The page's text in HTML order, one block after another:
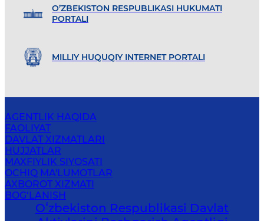
O’ZBEKISTON RESPUBLIKASI HUKUMATI
PORTALI
MILLIY HUQUQIY INTERNET PORTALI
AGENTLIK HAQIDA
FAOLIYAT
DAVLAT XIZMATLARI
HUJJATLAR
MAXFIYLIK SIYOSATI
OCHIQ MA'LUMOTLAR
AXBOROT XIZMATI
BOG‘LANISH
Oʻzbekiston Respublikasi Davlat